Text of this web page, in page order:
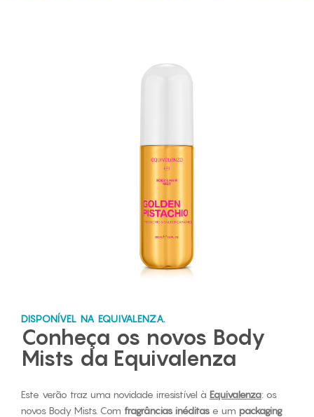
DISPONÍVEL NA EQUIVALENZA.
Conheça os novos Body
Mists da Equivalenza
Este verão traz uma novidade irresistível à Equivalenza: os
novos Body Mists. Com fragrâncias inéditas e um packaging